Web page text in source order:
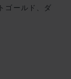
ゴールド、ダ